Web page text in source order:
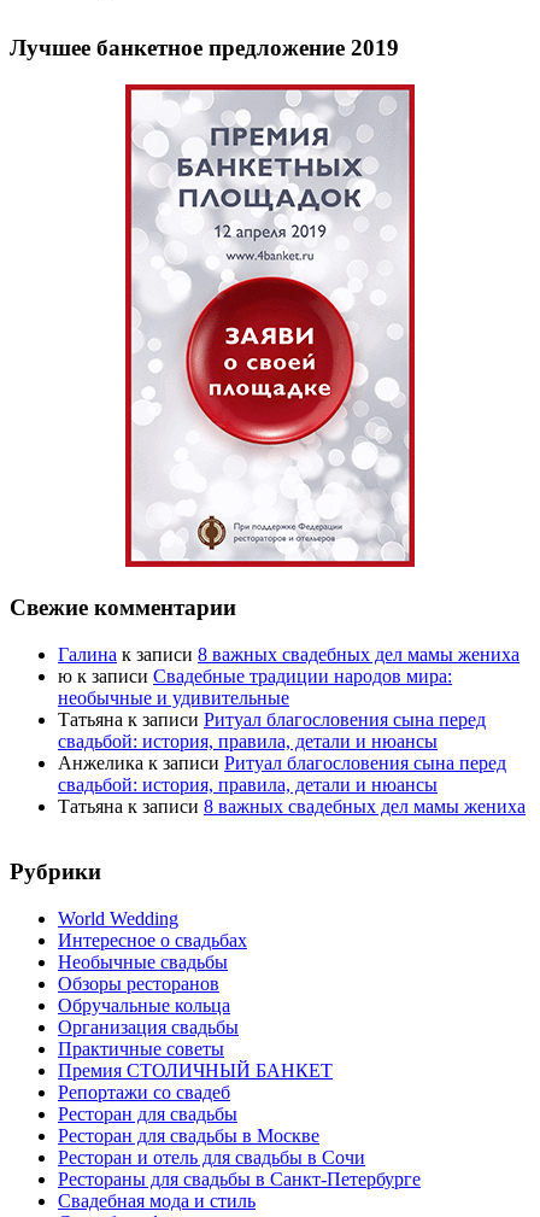
Лучшее банкетное предложение 2019
Свежие комментарии
Галина к записи 8 важных свадебных дел мамы жениха
ю к записи Свадебные традиции народов мира:
необычные и удивительные
Татьяна к записи Ритуал благословения сына перед
свадьбой: история, правила, детали и нюансы
Анжелика к записи Ритуал благословения сына перед
свадьбой: история, правила, детали и нюансы
Татьяна к записи 8 важных свадебных дел мамы жениха
Рубрики
World Wedding
Интересное о свадьбах
Необычные свадьбы
Обзоры ресторанов
Обручальные кольца
Организация свадьбы
Практичные советы
Премия СТОЛИЧНЫЙ БАНКЕТ
Репортажи со свадеб
Ресторан для свадьбы
Ресторан для свадьбы в Москве
Ресторан и отель для свадьбы в Сочи
Рестораны для свадьбы в Санкт-Петербурге
Свадебная мода и стиль